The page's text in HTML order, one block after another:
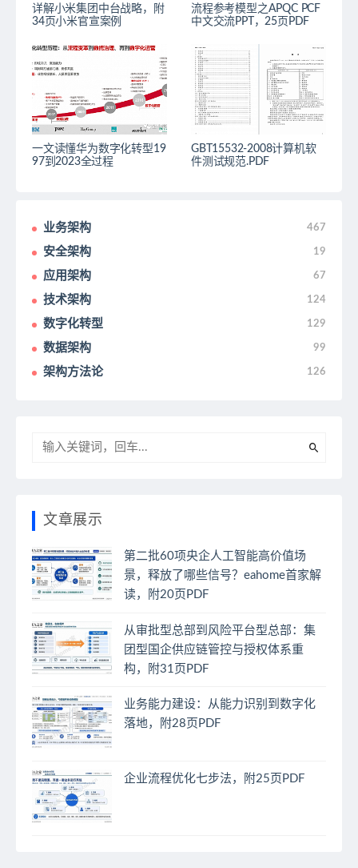
详解小米集团中台战略，附
34页小米官宣案例
流程参考模型之APQC PCF
中文交流PPT，25页PDF
一文读懂华为数字化转型19
97到2023全过程
GBT15532-2008计算机软
件测试规范.PDF
业务架构 467
安全架构 19
应用架构 67
技术架构 124
数字化转型 129
数据架构 99
架构方法论 126
文章展示
第二批60项央企人工智能高价值场
景，释放了哪些信号？eahome首家解
读，附20页PDF
从审批型总部到风险平台型总部：集
团型国企供应链管控与授权体系重
构，附31页PDF
业务能力建设：从能力识别到数字化
落地，附28页PDF
企业流程优化七步法，附25页PDF